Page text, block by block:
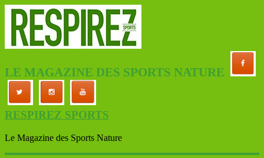
LE MAGAZINE DES SPORTS NATURE
RESPIREZ SPORTS
Le Magazine des Sports Nature